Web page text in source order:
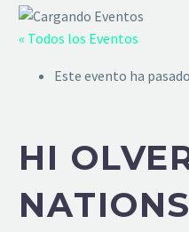
« Todos los Eventos
Este evento ha
HI